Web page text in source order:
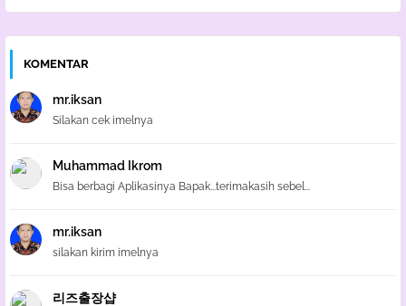
KOMENTAR
mr.iksan
Silakan cek imelnya
Muhammad Ikrom
Bisa berbagi Aplikasinya Bapak...terimakasih sebel...
mr.iksan
silakan kirim imelnya
리즈출장샵